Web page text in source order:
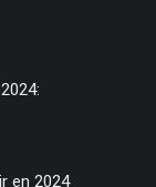
en 2024